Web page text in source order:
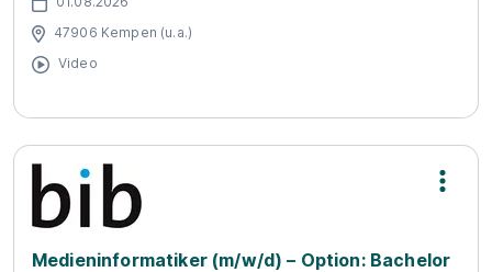
47906 Kempen (u.a.)
Video
Medieninformatiker (m/w/d) – Option: Bachelor